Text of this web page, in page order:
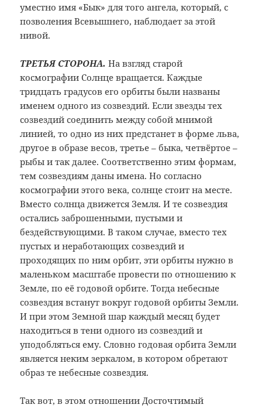
уместно имя «Бык» для тогоангела, который, с
позволения Всевышнего,наблюдает за этой
нивой.
ТРЕТЬЯ СТОРОНА. На взгляд старой
космографии Солнце вращается. Каждые
тридцать градусов его орбиты были названы
именем одного из созвездий. Если звезды тех
созвездий соединить между собой мнимой
линией, то одно из них предстанет в форме льва,
другое в образе весов, третье – быка, четвёртое –
рыбы и так далее. Соответственно этим формам,
тем созвездиям даны имена. Но согласно
космографии этого века, солнце стоит на месте.
Вместо солнца движется Земля. И те созвездия
остались заброшенными, пустыми и
бездействующими. В таком случае, вместо тех
пустых и неработающих созвездий и
проходящих по ним орбит, эти орбиты нужно в
маленьком масштабе провести по отношению к
Земле, по её годовой орбите. Тогда небесные
созвездия встанут вокруг годовой орбиты Земли.
И при этом Земной шар каждый месяц будет
находиться в тени одного из созвездий и
уподобляться ему. Словно годовая орбита Земли
является неким зеркалом, в котором обретают
образ те небесные созвездия.
Так вот, в этом отношении Досточтимый